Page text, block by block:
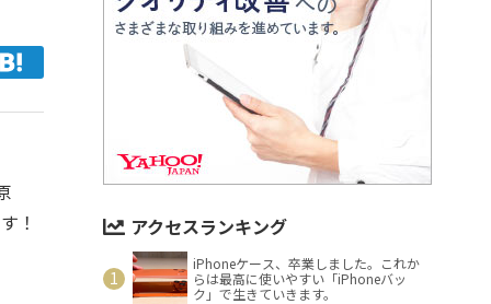
！
アクセスランキング
iPhoneケース、卒業しました。これか
らは最高に使いやすい「iPhoneバッ
ク」で生きていきます。